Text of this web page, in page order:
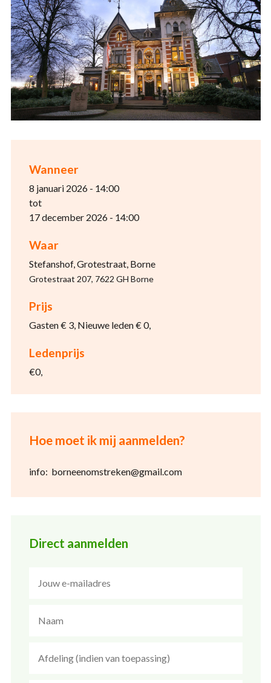
Wanneer
8 januari 2026 - 14:00
tot
17 december 2026 - 14:00
Waar
Stefanshof, Grotestraat, Borne
Grotestraat 207, 7622 GH Borne
Prijs
Gasten € 3, Nieuwe leden € 0,
Ledenprijs
€0,
Hoe moet ik mij aanmelden?
info: borneenomstreken@gmail.com
Direct aanmelden